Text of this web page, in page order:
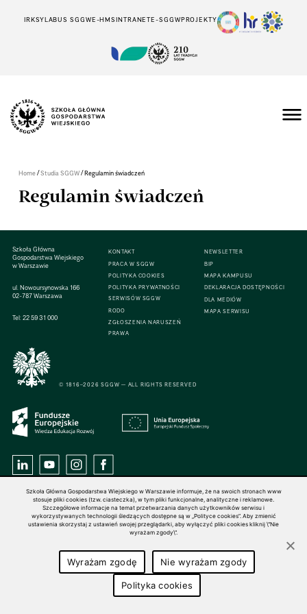
IRKSYLABUS SGGWE-HMSINTRANETE-SGGWPROJEKTY
Home/Studia SGGW/Regulamin świadczeń
Regulamin świadczeń
Szkoła Główna
Gospodarstwa Wiejskiego
w Warszawie
ul. Nowoursynowska 166
02-787 Warszawa
Tel:22 59 31 000
KONTAKT
PRACA W SGGW
POLITYKA COOKIES
POLITYKA PRYWATNOŚCI
SERWISÓW SGGW
RODO
ZGŁOSZENIA NARUSZEŃ
PRAWA
NEWSLETTER
BIP
MAPA KAMPUSU
DEKLARACJA DOSTĘPNOŚCI
DLA MEDIÓW
MAPA SERWISU
© 1816–2026 SGGW — ALL RIGHTS RESERVED
Szkoła Główna Gospodarstwa Wiejskiego w Warszawie informuje, że na swoich stronach www
stosuje pliki cookies (tzw. ciasteczka), w tym pliki funkcjonalne, analityczne i reklamowe.
Szczegółowe informacje na temat przetwarzania danych użytkowników serwisu i
wykorzystywanych technologii śledzących dostępne są w „Polityce cookies”. Aby zmienić
ustawienia skorzystaj z ustawień swojej przeglądarki, aby wyłączyć pliki cookies kliknij \"Nie
wyrażam zgody\".
Wyrażam zgodę Nie wyrażam zgody
Polityka cookies